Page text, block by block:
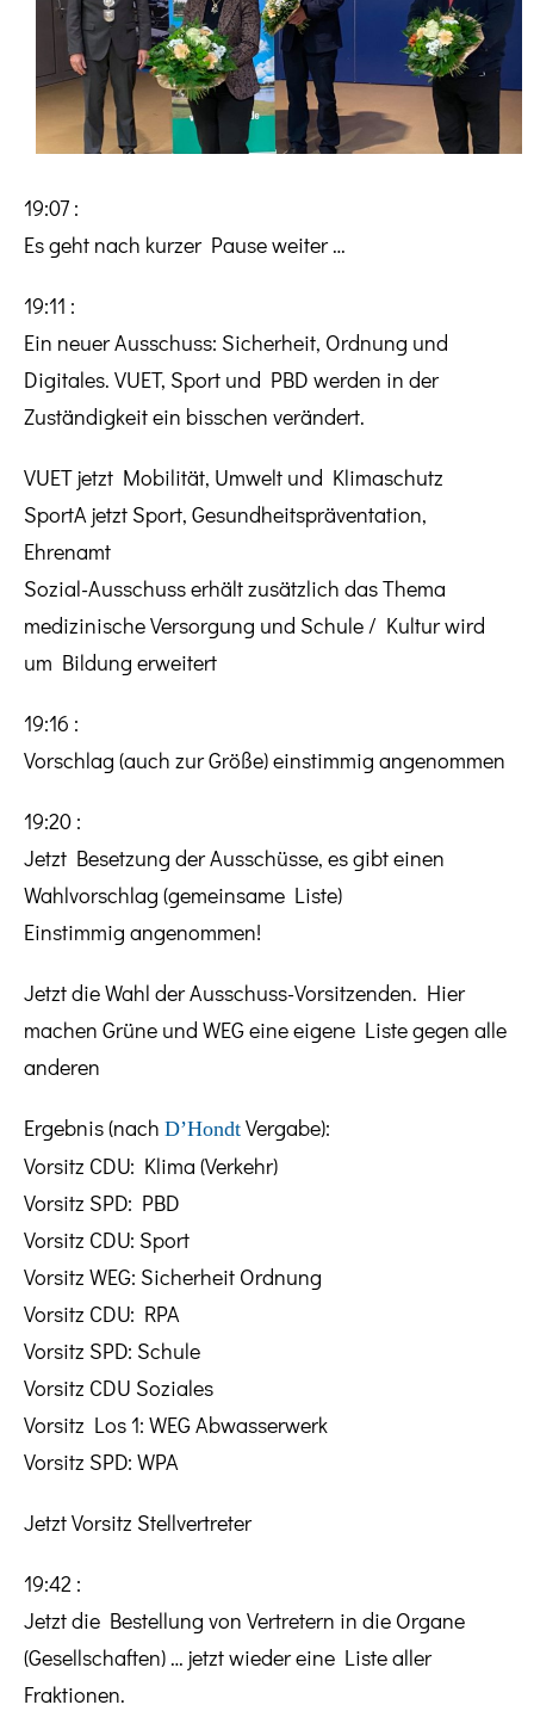
19:07 :
Es geht nach kurzer Pause weiter …
19:11 :
Ein neuer Ausschuss: Sicherheit, Ordnung und
Digitales. VUET, Sport und PBD werden in der
Zuständigkeit ein bisschen verändert.
VUET jetzt Mobilität, Umwelt und Klimaschutz
SportA jetzt Sport, Gesundheitspräventation,
Ehrenamt
Sozial-Ausschuss erhält zusätzlich das Thema
medizinische Versorgung und Schule / Kultur wird
um Bildung erweitert
19:16 :
Vorschlag (auch zur Größe) einstimmig angenommen
19:20 :
Jetzt Besetzung der Ausschüsse, es gibt einen
Wahlvorschlag (gemeinsame Liste)
Einstimmig angenommen!
Jetzt die Wahl der Ausschuss-Vorsitzenden. Hier
machen Grüne und WEG eine eigene Liste gegen alle
anderen
Ergebnis (nach D’Hondt Vergabe):
Vorsitz CDU: Klima (Verkehr)
Vorsitz SPD: PBD
Vorsitz CDU: Sport
Vorsitz WEG: Sicherheit Ordnung
Vorsitz CDU: RPA
Vorsitz SPD: Schule
Vorsitz CDU Soziales
Vorsitz Los 1: WEG Abwasserwerk
Vorsitz SPD: WPA
Jetzt Vorsitz Stellvertreter
19:42 :
Jetzt die Bestellung von Vertretern in die Organe
(Gesellschaften) … jetzt wieder eine Liste aller
Fraktionen.